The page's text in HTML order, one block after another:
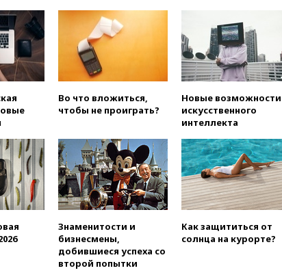
вагонов сошли с рельсов в
Оренбургской области
вчера, 22:22
Минфин: в июле
выросли нефтегазовые
доходы российского бюджета
согласовал первый стандарт
исламского банкинга
«Интервидения»
подтвердили, что конкурс
пройдет в Саудовской Аравии
вчера, 21:35Машков: в РФ
подготовили концепцию
искусства до 2035 года
вчера, 21:21
Во что вложиться,
чтобы не проиграть?
Новые возможности
искусственного
интеллекта
Знаменитости и
бизнесмены,
добившиеся успеха со
второй попытки
Как защититься от
солнца на курорте?